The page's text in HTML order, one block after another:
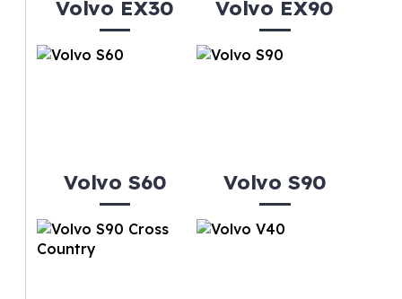
Volvo EX30 Volvo EX90
Volvo S60 Volvo S90